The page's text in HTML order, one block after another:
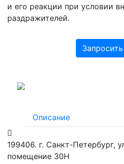
и его реакции при условии
раздражителей.
Описание
199406. г. Санкт-Петербург,
помещение 30Н